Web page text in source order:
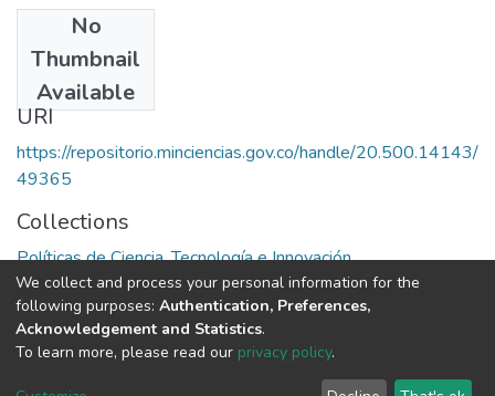
No
Thumbnail
Available
1974
URI
https://repositorio.minciencias.gov.co/handle/20.500.14143/
49365
Collections
Políticas de Ciencia, Tecnología e Innovación
Full item page
DSpace software copyright © 2002-2026
Cookie End User Send
We collect and process your personal information for the
following purposes: Authentication, Preferences,
Acknowledgement and Statistics.
To learn more, please read our privacy policy.